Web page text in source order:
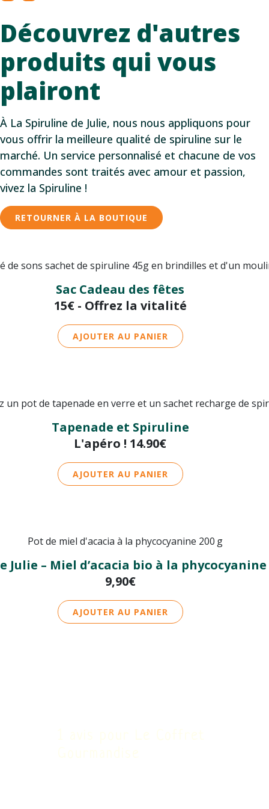
Découvrez d'autres
produits qui vous
plairont
À La Spiruline de Julie, nous nous appliquons pour
vous offrir la meilleure qualité de spiruline sur le
marché. Un service personnalisé et chacune de vos
commandes sont traités avec amour et passion,
vivez la Spiruline !
RETOURNER À LA BOUTIQUE
Sac Cadeau des fêtes
15€ - Offrez la vitalité
AJOUTER AU PANIER
Tapenade et Spiruline
L'apéro ! 14.90€
AJOUTER AU PANIER
Julie – Miel d’acacia bio à la phycocyanine
9,90€
AJOUTER AU PANIER